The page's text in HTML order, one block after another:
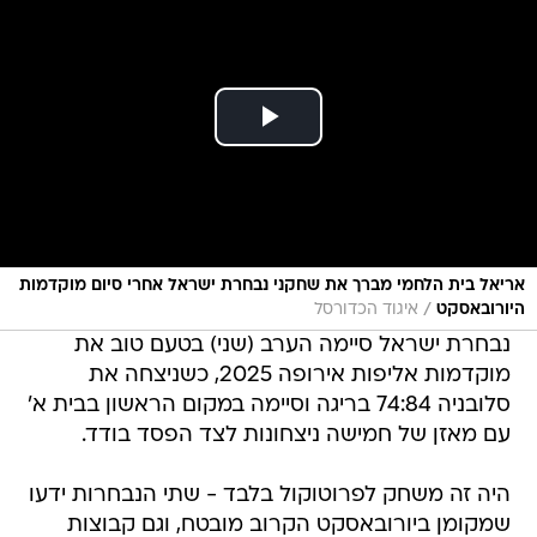
אריאל בית הלחמי מברך את שחקני נבחרת ישראל אחרי סיום מוקדמות
היורובאסקט / איגוד הכדורסל
נבחרת ישראל סיימה הערב (שני) בטעם טוב את
מוקדמות אליפות אירופה 2025, כשניצחה את
סלובניה 74:84 בריגה וסיימה במקום הראשון בבית א'
עם מאזן של חמישה ניצחונות לצד הפסד בודד.
היה זה משחק לפרוטוקול בלבד - שתי הנבחרות ידעו
שמקומן ביורובאסקט הקרוב מובטח, וגם קבוצות